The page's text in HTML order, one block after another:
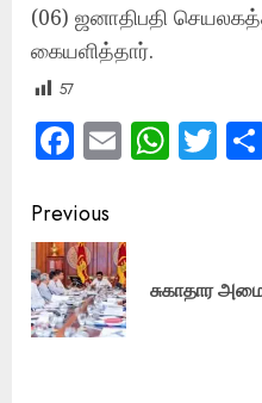
(06) ஜனாதிபதி
கையளித்தார்.
57
Facebook
Email
Post
navigation
Previous
சுகாதார